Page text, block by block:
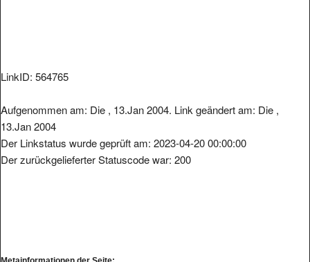
LinkID: 564765
Aufgenommen am: Die , 13.Jan 2004. Link geändert am: Die ,
13.Jan 2004
Der Linkstatus wurde geprüft am: 2023-04-20 00:00:00
Der zurückgelieferter Statuscode war: 200